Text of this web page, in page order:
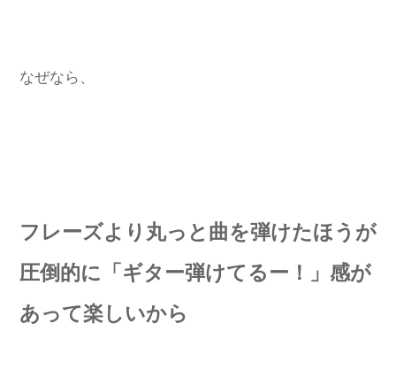
なぜなら、
フレーズより丸っと曲を弾けたほうが
圧倒的に「ギター弾けてるー！」感が
あって楽しいから